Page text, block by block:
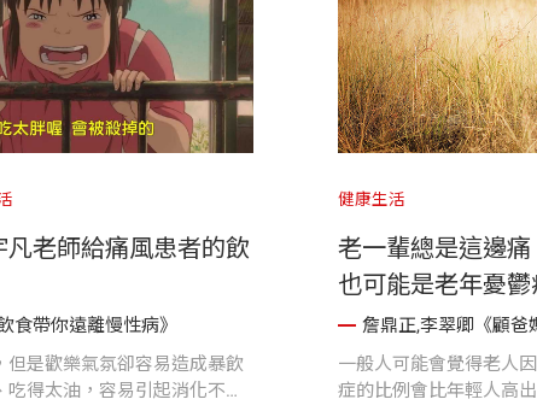
凡老師給痛風患者的飲
食帶你遠離慢性病》
但是歡樂氣氛卻容易造成暴飲
吃得太油，容易引起消化不
健康生活
老一輩總是這邊
也可能是老年憂鬱
詹鼎正,李翠卿《顧爸
一般人可能會覺得老人
症的比例會比年輕人高